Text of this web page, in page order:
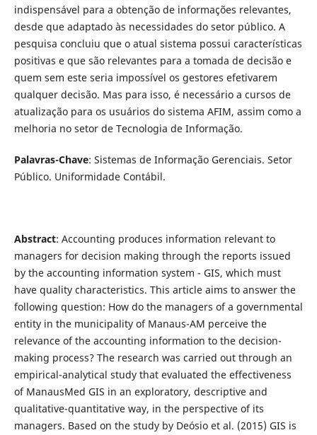
indispensável para a obtenção de informações relevantes,
desde que adaptado às necessidades do setor público. A
pesquisa concluiu que o atual sistema possui características
positivas e que são relevantes para a tomada de decisão e
quem sem este seria impossível os gestores efetivarem
qualquer decisão. Mas para isso, é necessário a cursos de
atualização para os usuários do sistema AFIM, assim como a
melhoria no setor de Tecnologia de Informação.
Palavras-Chave: Sistemas de Informação Gerenciais. Setor
Público. Uniformidade Contábil.
Abstract: Accounting produces information relevant to
managers for decision making through the reports issued
by the accounting information system - GIS, which must
have quality characteristics. This article aims to answer the
following question: How do the managers of a governmental
entity in the municipality of Manaus-AM perceive the
relevance of the accounting information to the decision-
making process? The research was carried out through an
empirical-analytical study that evaluated the effectiveness
of ManausMed GIS in an exploratory, descriptive and
qualitative-quantitative way, in the perspective of its
managers. Based on the study by Deósio et al. (2015) GIS is